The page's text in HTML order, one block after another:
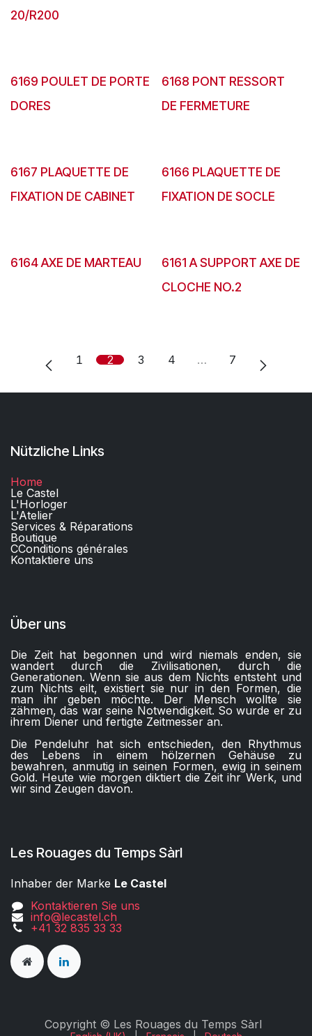
20/R200
6169 POULET DE PORTE
DORES
6168 PONT RESSORT
DE FERMETURE
6167 PLAQUETTE DE
FIXATION DE CABINET
6166 PLAQUETTE DE
FIXATION DE SOCLE
6164 AXE DE MARTEAU
6161 A SUPPORT AXE DE
CLOCHE NO.2
1 2 3 4 … 7
Nützliche Links
Home
Le Castel
L'Horloger
L'Atelier
Services & Réparations
Boutique
CConditions générales
Kontaktiere uns​
Über uns
Die Zeit hat begonnen und wird niemals enden, sie
wandert durch die Zivilisationen, durch die
Generationen. Wenn sie aus dem Nichts entsteht und
zum Nichts eilt, existiert sie nur in den Formen, die
man ihr geben möchte. Der Mensch wollte sie
zähmen, das war seine Notwendigkeit. So wurde er zu
ihrem Diener und fertigte Zeitmesser an.
Die Pendeluhr hat sich entschieden, den Rhythmus
des Lebens in einem hölzernen Gehäuse zu
bewahren, anmutig in seinen Formen, ewig in seinem
Gold. Heute wie morgen diktiert die Zeit ihr Werk, und
wir sind Zeugen davon.
Les Rouages du Temps Sàrl
Inhaber der Marke Le Castel
Kontaktieren Sie uns
info@lecastel.ch
+41 32 835 33 33
Copyright © Les Rouages du Temps Sàrl